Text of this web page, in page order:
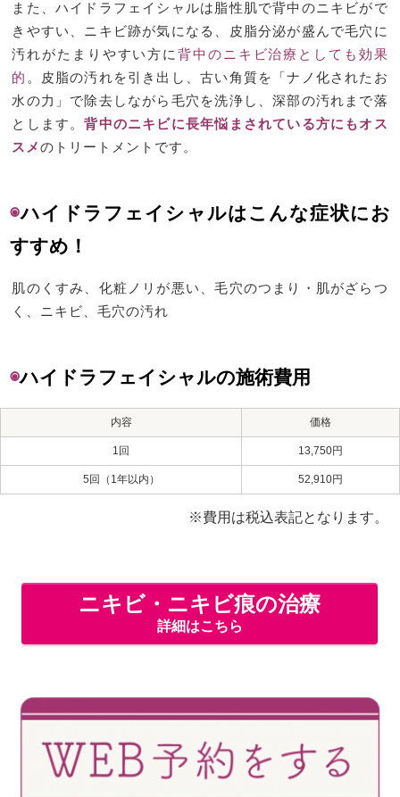
また、ハイドラフェイシャルは脂性肌で背中のニキビがで
きやすい、ニキビ跡が気になる、皮脂分泌が盛んで毛穴に
汚れがたまりやすい方に背中のニキビ治療としても効果
的 。皮脂の汚れを引き出し、古い角質を「ナノ化されたお
水の力」で除去しながら毛穴を洗浄し、深部の汚れまで落
とします。背中のニキビに長年悩まされている方にもオス
スメのトリートメントです。
◉ハイドラフェイシャルはこんな症状にお
すすめ！
肌のくすみ、化粧ノリが悪い、毛穴のつまり・肌がざらつ
く、ニキビ、毛穴の汚れ
◉ハイドラフェイシャルの施術費用
内容 価格
1回 13,750円
5回（1年以内） 52,910円
※費用は税込表記となります。
ニキビ・ニキビ痕の治療
詳細はこちら